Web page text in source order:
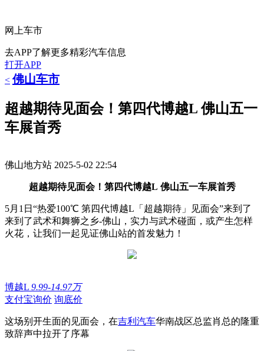
网上车市
去APP了解更多精彩汽车信息
打开APP
< 佛山车市
超越期待见面会！第四代博越L 佛山五一
车展首秀
佛山地方站 2025-5-02 22:54
超越期待见面会！第四代博越L 佛山五一车展首秀
5月1日“热爱100℃ 第四代博越L「超越期待」见面会”来到了
来到了武术和舞狮之乡-佛山，实力与武术碰面，或产生怎样
火花，让我们一起见证佛山站的首发魅力！
博越L 9.99-14.97万
支付宝询价 询底价
这场别开生面的见面会，在吉利汽车华南战区总监肖总的隆重
致辞声中拉开了序幕